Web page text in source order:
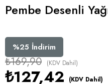
Pembe Desenli
%25 İndirim
₺169,90 (KDV Dahil)
₺127,42 (KDV Dahil)